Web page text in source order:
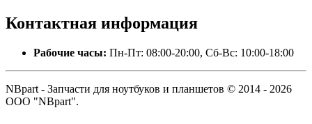
Контактная информация
Рабочие часы: Пн-Пт: 08:00-20:00, Сб-Вс: 10:00-18:00
NBpart - Запчасти для ноутбуков и планшетов © 2014 - 2026
ООО "NBpart".